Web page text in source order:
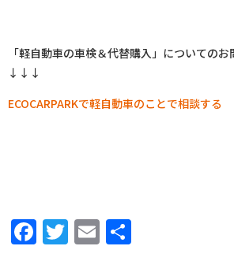
「軽自動車の車検＆代替購入」についての
↓↓↓
ECOCARPARKで軽自動車のことで相談する
Facebook
Twitter
Email